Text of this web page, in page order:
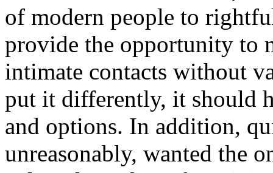
of modern people to
provide the opportunity to
intimate contacts without
put it differently, it should
and options. In addition,
unreasonably, wanted the